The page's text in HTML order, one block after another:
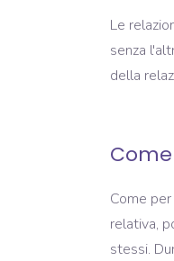
Le
senza
della
Come
relativa,
stessi.